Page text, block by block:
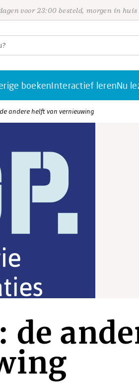
voor 23:00 besteld, morgen in huis
boekenInteractief lerenNu
andere helft van vernieuwing
de